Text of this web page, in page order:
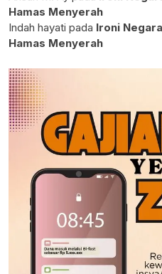
Hamas Menyerah
Indah hayati pada Ironi
Hamas Menyerah